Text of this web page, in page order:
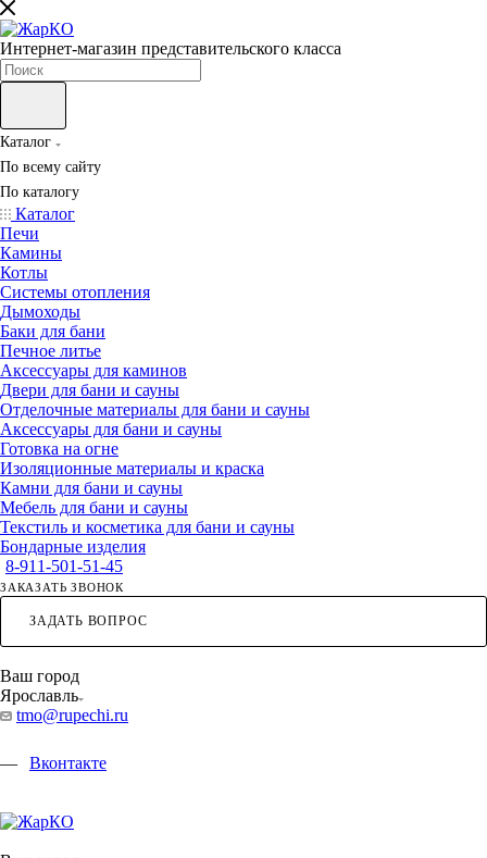
Интернет-магазин представительского класса
Каталог
По всему сайту
По каталогу
Каталог
Печи
Камины
Котлы
Системы отопления
Дымоходы
Баки для бани
Печное литье
Аксессуары для каминов
Двери для бани и сауны
Отделочные материалы для бани и сауны
Аксессуары для бани и сауны
Готовка на огне
Изоляционные материалы и краска
Камни для бани и сауны
Мебель для бани и сауны
Текстиль и косметика для бани и сауны
Бондарные изделия
8-911-501-51-45
ЗАКАЗАТЬ ЗВОНОК
ЗАДАТЬ ВОПРОС
Ваш город
Ярославль
tmo@rupechi.ru
Вконтакте